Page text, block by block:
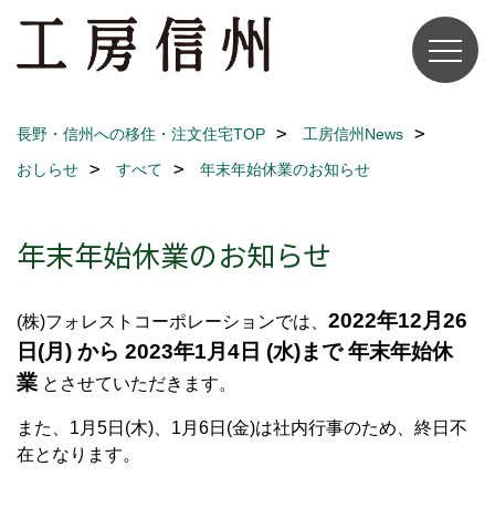
長野・信州への移住・注文住宅TOP
工房信州News
おしらせ
すべて 年末年始休業のお知らせ
年末年始休業のお知らせ
(株)フォレストコーポレーションでは、 2022年12月26
日(月) から 2023年1月4日 (水)まで 年末年始休
業 とさせていただきます。
また、1月5日(木)、1月6日(金)は社内行事のため、終日不
在となります。